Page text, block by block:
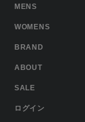
MENS
WOMENS
BRAND
ABOUT
SALE
ログイン